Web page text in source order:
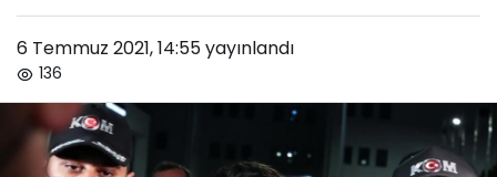
6 Temmuz 2021, 14:55yayınlandı
136